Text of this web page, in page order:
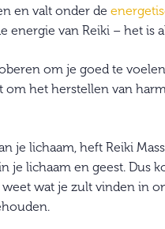
en valt onder de
energie van Reiki – het is
om je goed te
het herstellen van
je lichaam, heft Reiki
je lichaam en geest. Dus
wat je zult vinden in